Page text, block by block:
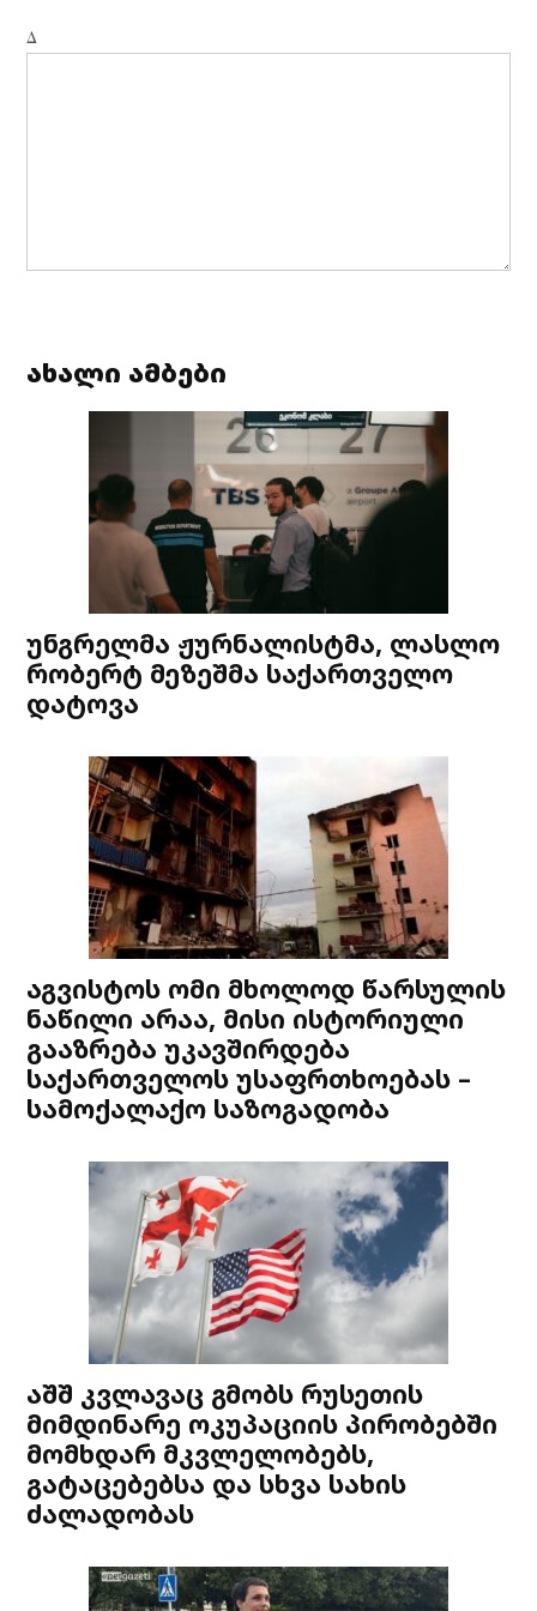
Δ
ახალი ამბები
უნგრელმა ჟურნალისტმა, ლასლო
რობერტ მეზეშმა საქართველო
დატოვა
აგვისტოს ომი მხოლოდ წარსულის
ნაწილი არაა, მისი ისტორიული
გააზრება უკავშირდება
საქართველოს უსაფრთხოებას –
სამოქალაქო საზოგადობა
აშშ კვლავაც გმობს რუსეთის
მიმდინარე ოკუპაციის პირობებში
მომხდარ მკვლელობებს,
გატაცებებსა და სხვა სახის
ძალადობას